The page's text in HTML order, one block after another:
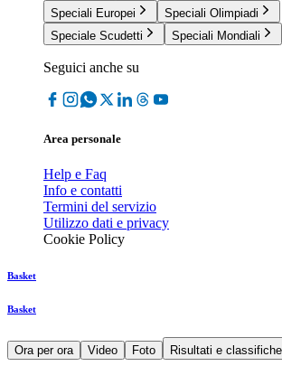
Speciali Europei
Speciali Olimpiadi
Speciale Scudetti
Speciali Mondiali
Seguici anche su
Area personale
Help e Faq
Info e contatti
Termini del servizio
Utilizzo dati e privacy
Cookie Policy
Basket
Basket
Ora per ora Video Foto Risultati e classifiche